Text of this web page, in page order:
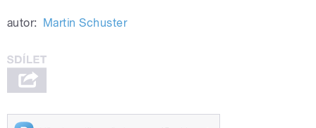
autor: Martin Schuster